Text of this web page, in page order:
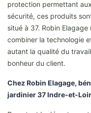
protection permettant
sécurité, ces produits
situé à 37. Robin
combiner la technologie
autant la qualité du
bonheur du client.
Chez Robin Elagage,
jardinier 37 Indre-et-